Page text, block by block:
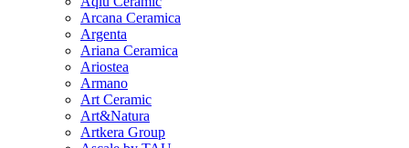
Arcana Ceramica
Argenta
Ariana Ceramica
Ariostea
Armano
Art Ceramic
Art&Natura
Artkera Group